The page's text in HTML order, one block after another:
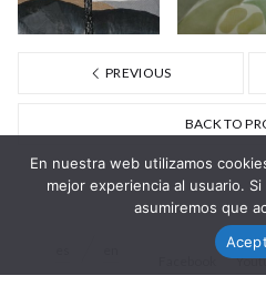
PREVIOUS
BACK TO
En nuestra web utilizamos
mejor experiencia al usuario.
asumiremos que